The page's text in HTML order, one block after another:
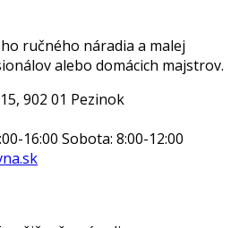
ručného náradia a malej
alebo domácich majstrov.
902 01 Pezinok
16:00 Sobota: 8:00-12:00